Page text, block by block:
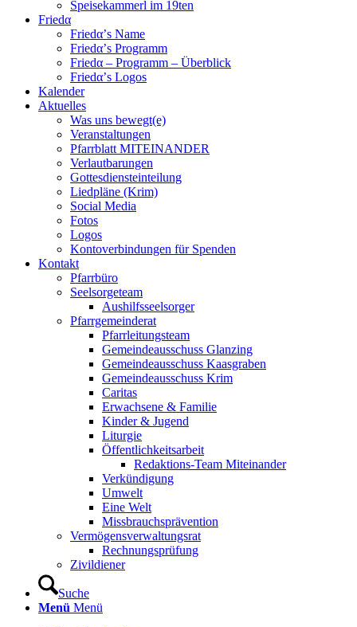
Speisekammerl im 19ten
Friedα
Friedα’s Name
Friedα’s Programm
Friedα – Programm – Überblick
Friedα’s Logos
Kalender
Aktuelles
Was uns bewegt(e)
Veranstaltungen
Pfarrblatt MITEINANDER
Verlautbarungen
Gottesdiensteinteilung
Liedpläne (Krim)
Social Media
Fotos
Logos
Kontoverbindungen für Spenden
Kontakt
Pfarrbüro
Seelsorgeteam
Aushilfsseelsorger
Pfarrgemeinderat
Pfarrleitungsteam
Gemeindeausschuss Glanzing
Gemeindeausschuss Kaasgraben
Gemeindeausschuss Krim
Caritas
Erwachsene & Familie
Kinder & Jugend
Liturgie
Öffentlichkeitsarbeit
Redaktions-Team Miteinander
Verkündigung
Umwelt
Eine Welt
Missbrauchsprävention
Vermögensverwaltungsrat
Rechnungsprüfung
Zivildiener
Suche
Menü Menü